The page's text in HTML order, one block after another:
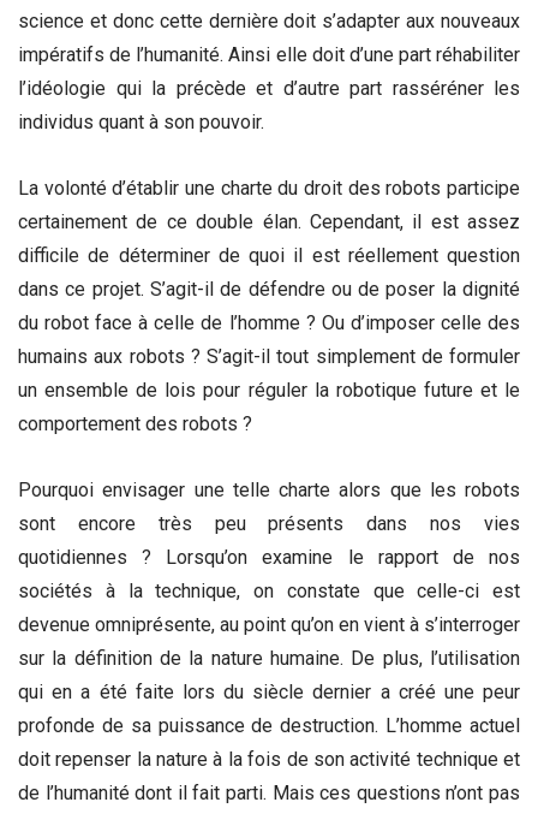
science et donc cette dernière doit s’adapter aux nouveaux
impératifs de l’humanité. Ainsi elle doit d’une part réhabiliter
l’idéologie qui la précède et d’autre part rasséréner les
individus quant à son pouvoir.
La volonté d’établir une charte du droit des robots participe
certainement de ce double élan. Cependant, il est assez
difficile de déterminer de quoi il est réellement question
dans ce projet. S’agit-il de défendre ou de poser la dignité
du robot face à celle de l’homme ? Ou d’imposer celle des
humains aux robots ? S’agit-il tout simplement de formuler
un ensemble de lois pour réguler la robotique future et le
comportement des robots ?
Pourquoi envisager une telle charte alors que les robots
sont encore très peu présents dans nos vies
quotidiennes ? Lorsqu’on examine le rapport de nos
sociétés à la technique, on constate que celle-ci est
devenue omniprésente, au point qu’on en vient à s’interroger
sur la définition de la nature humaine. De plus, l’utilisation
qui en a été faite lors du siècle dernier a créé une peur
profonde de sa puissance de destruction. L’homme actuel
doit repenser la nature à la fois de son activité technique et
de l’humanité dont il fait parti. Mais ces questions n’ont pas